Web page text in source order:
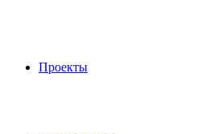
Проекты